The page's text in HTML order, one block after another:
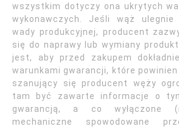
wszystkim dotyczy ona ukrytych
wykonawczych. Jeśli wąż
wady produkcyjnej, producent
się do naprawy lub wymiany
jest, aby przed zakupem
warunkami gwarancji, które
szanujący się producent węży
tam być zawarte informacje o
gwarancją, a co wyłączone
mechaniczne spowodowane